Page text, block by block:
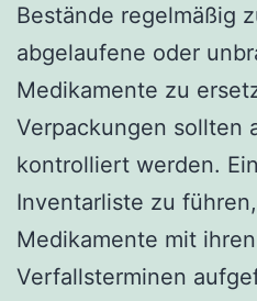
Bestände regelmäßig
abgelaufene oder
Medikamente zu
Verpackungen sollten
kontrolliert werden.
Inventarliste zu
Medikamente mit
Verfallsterminen